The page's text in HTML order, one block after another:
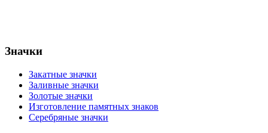
Значки
Закатные значки
Заливные значки
Золотые значки
Изготовление памятных знаков
Серебряные значки